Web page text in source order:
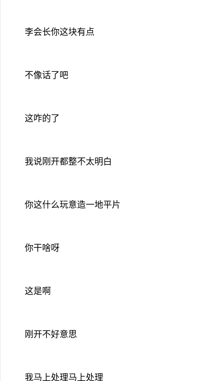
李会长你这块有点
不像话了吧
这咋的了
我说刚开都整不太明白
你这什么玩意造一地平片
你干啥呀
这是啊
刚开不好意思
我马上处理马上处理